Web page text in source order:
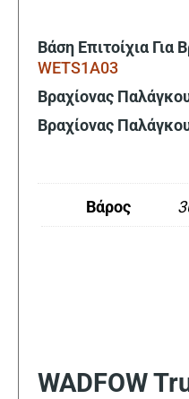
Βάση Επιτοίχια Για
WETS1A03
Βραχίονας
Βραχίονας
Βάρος
WADFOW